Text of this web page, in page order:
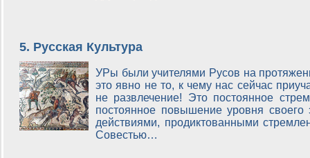
5. Русская Культура
УРы были учителями Русов на
это явно не то, к чему нас сейчас
не развлечение! Это постоянное
постоянное повышение уровня своего
действиями, продиктованными
Совестью…